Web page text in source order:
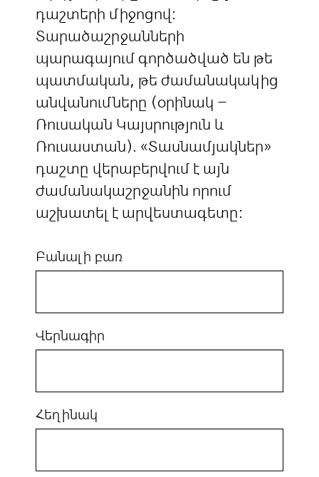
դաշտերի միջոցով:
Տարածաշրջանների
պարագայում գործածված են թե
պատմական, թե ժամանակակից
անվանումները (օրինակ –
Ռուսական Կայսրություն և
Ռուսաստան). «Տասնամյակներ»
դաշտը վերաբերվում է այն
ժամանակաշրջանին որում
աշխատել է արվեստագետը:
Բանալի բառ
Վերնագիր
Հեղինակ